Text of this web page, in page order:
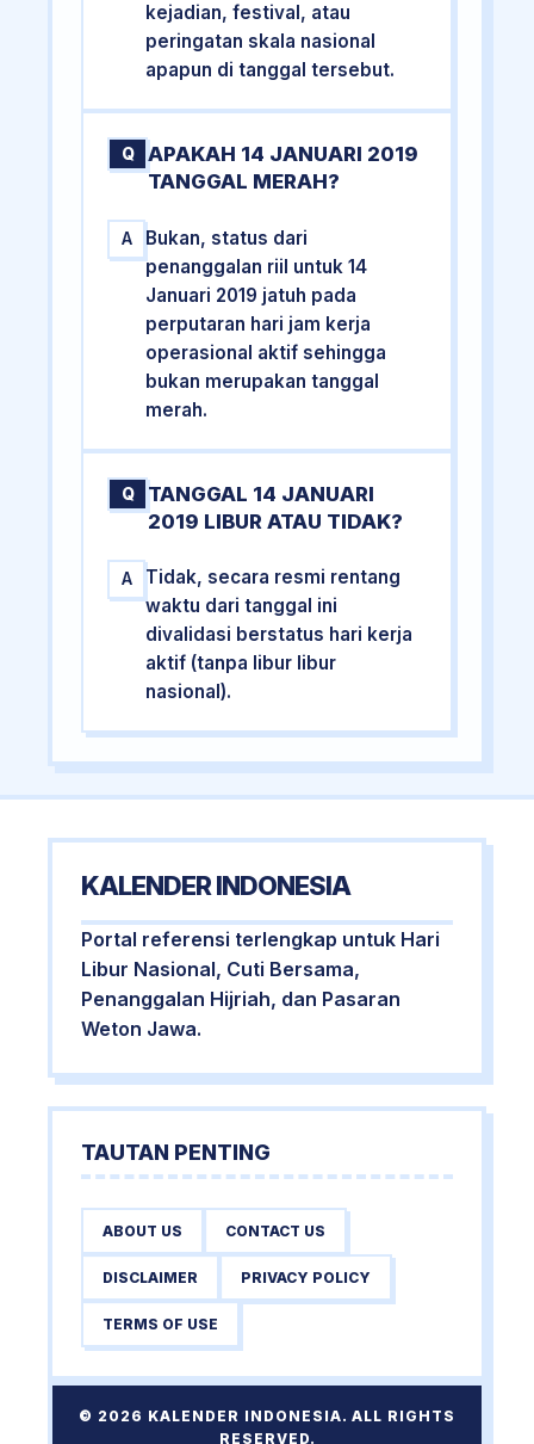
kejadian, festival, atau
peringatan skala nasional
apapun di tanggal tersebut.
Q
APAKAH 14 JANUARI 2019
TANGGAL MERAH?
A
Bukan, status dari
penanggalan riil untuk 14
Januari 2019 jatuh pada
perputaran hari jam kerja
operasional aktif sehingga
bukan merupakan tanggal
merah.
Q
TANGGAL 14 JANUARI
2019 LIBUR ATAU TIDAK?
A
Tidak, secara resmi rentang
waktu dari tanggal ini
divalidasi berstatus hari kerja
aktif (tanpa libur libur
nasional).
KALENDER INDONESIA
Portal referensi terlengkap untuk Hari
Libur Nasional, Cuti Bersama,
Penanggalan Hijriah, dan Pasaran
Weton Jawa.
TAUTAN PENTING
ABOUT US CONTACT US
DISCLAIMER PRIVACY POLICY
TERMS OF USE
© 2026 KALENDER INDONESIA. ALL RIGHTS
RESERVED.